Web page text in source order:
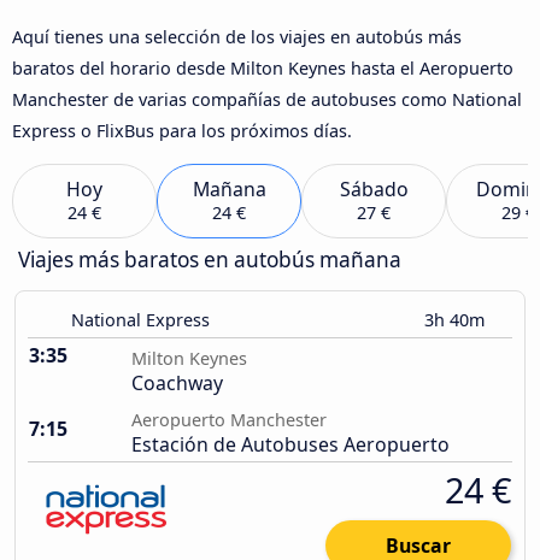
Aquí tienes una selección de los viajes en autobús más
baratos del horario desde Milton Keynes hasta el Aeropuerto
Manchester de varias compañías de autobuses como National
Express o FlixBus para los próximos días.
Hoy
24 €
Mañana
24 €
Sábado
27 € 29 €
Viajes más baratos en autobús mañana
National Express 3h 40m
3:35 Milton Keynes
Coachway
7:15
Aeropuerto Manchester
Estación de Autobuses Aeropuerto
24 €
Buscar